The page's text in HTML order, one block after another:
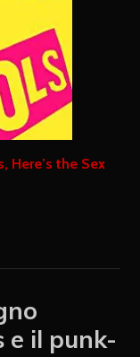
Here’s the Sex
e il punk-